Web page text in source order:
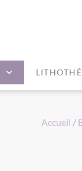
Accueil /